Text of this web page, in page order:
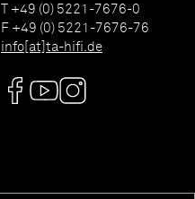
T +49 (0) 5221-7676-0
F +49 (0) 5221-7676-76
info[at]ta-hifi.de